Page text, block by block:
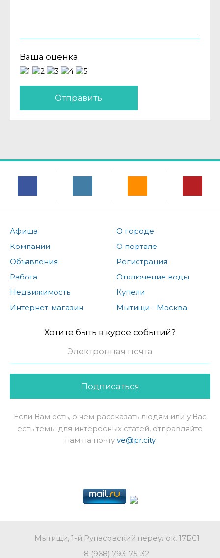
Ваша оценка
Отправить
Афиша
Компании
Объявления
Работа
Недвижимость
Интернет-магазин
О городе
О портале
Регистрация
Отключение воды
Купели
Мытищи - Москва
Хотите быть в курсе событий?
Подписаться
Если Вам есть, о чем рассказать людям или у Вас
есть темы для интересных статей, отправляйте
нам на почту ve@pr.city
Мытищи, 1-й Рупасовский переулок, 17БС1
8 (968) 793-75-32